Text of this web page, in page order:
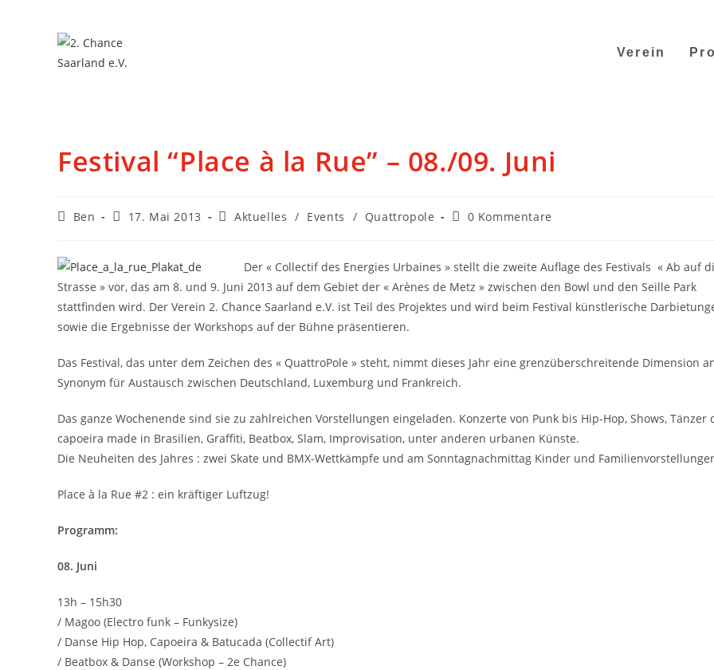
Verein
Festival “Place à la Rue” – 08./09. Juni
Ben 17. Mai 2013 Aktuelles / Events / Quattropole 0 Kommentare
Der « Collectif des Energies Urbaines » stellt die zweite Auflage des Festivals « Ab auf
Strasse » vor, das am 8. und 9. Juni 2013 auf dem Gebiet der « Arènes de Metz » zwischen den Bowl und den Seille Park
stattfinden wird. Der Verein 2. Chance Saarland e.V. ist Teil des Projektes und wird beim Festival künstlerische
sowie die Ergebnisse der Workshops auf der Bühne präsentieren.
Das Festival, das unter dem Zeichen des « QuattroPole » steht, nimmt dieses Jahr eine grenzüberschreitende Dimension
Synonym für Austausch zwischen Deutschland, Luxemburg und Frankreich.
Das ganze Wochenende sind sie zu zahlreichen Vorstellungen eingeladen. Konzerte von Punk bis Hip-Hop, Shows, Tänzer
capoeira made in Brasilien, Graffiti, Beatbox, Slam, Improvisation, unter anderen urbanen Künste.
Die Neuheiten des Jahres : zwei Skate und BMX-Wettkämpfe und am Sonntagnachmittag Kinder und
Place à la Rue #2 : ein kräftiger Luftzug!
Programm:
08. Juni
13h – 15h30
/ Magoo (Electro funk – Funkysize)
/ Danse Hip Hop, Capoeira & Batucada (Collectif Art)
/ Beatbox & Danse (Workshop – 2e Chance)